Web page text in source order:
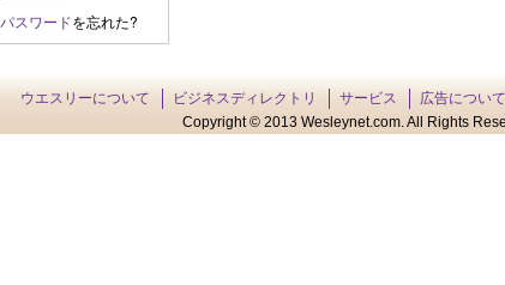
パスワードを忘れた?
ウエスリーについて ビジネスディレクトリ サービス 広告について
Copyright © 2013 Wesleynet.com. All Rights